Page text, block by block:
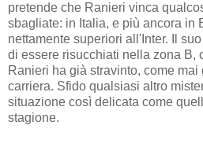
pretende che Ranieri vinca
sbagliate: in Italia, e più ancora in
nettamente superiori all'Inter. Il
di essere risucchiati nella zona B,
Ranieri ha già stravinto, come
carriera. Sfido qualsiasi altro
situazione così delicata come
stagione.